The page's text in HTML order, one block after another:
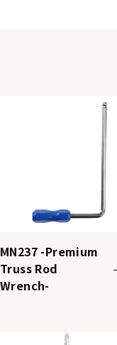
MN237 -Premium
Truss Rod
Wrench-